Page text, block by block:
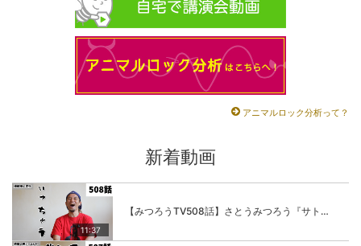
アニマルロック分析って？
新着動画
11:37
【みつろうTV508話】さとうみつろう『サトレル男塾』編④「“毎日”が変わります。楽しく」